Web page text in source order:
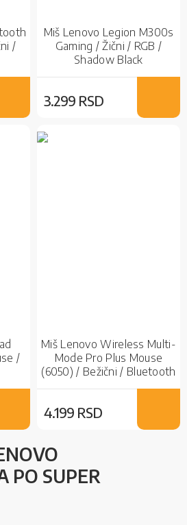
/
Miš Lenovo Legion M300s
Gaming / Žični / RGB /
Shadow Black
3.299 RSD
/
Miš Lenovo Wireless Multi-
Mode Pro Plus Mouse
(6050) / Bežični / Bluetooth
/ Bežični / Black
4.199 RSD
PO SUPER